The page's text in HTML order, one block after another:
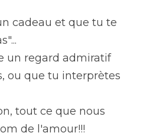
cadeau et que tu te
un regard admiratif
ou que tu interprètes
tout ce que nous
de l'amour!!!